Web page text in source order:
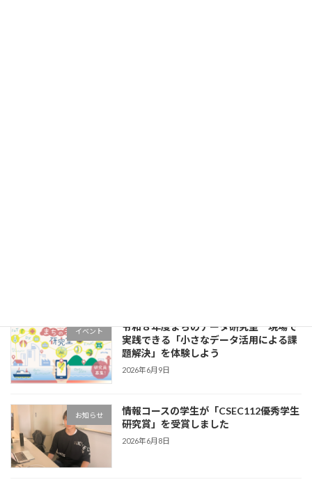
イベント
令和８年度まちのデータ研究室 現場で
実践できる「小さなデータ活用による課
題解決」を体験しよう
2026年6月9日
お知らせ
情報コースの学生が「CSEC112優秀学生
研究賞」を受賞しました
2026年6月8日